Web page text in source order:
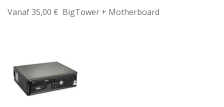
Vanaf 35,00 € BigTower + Motherboard